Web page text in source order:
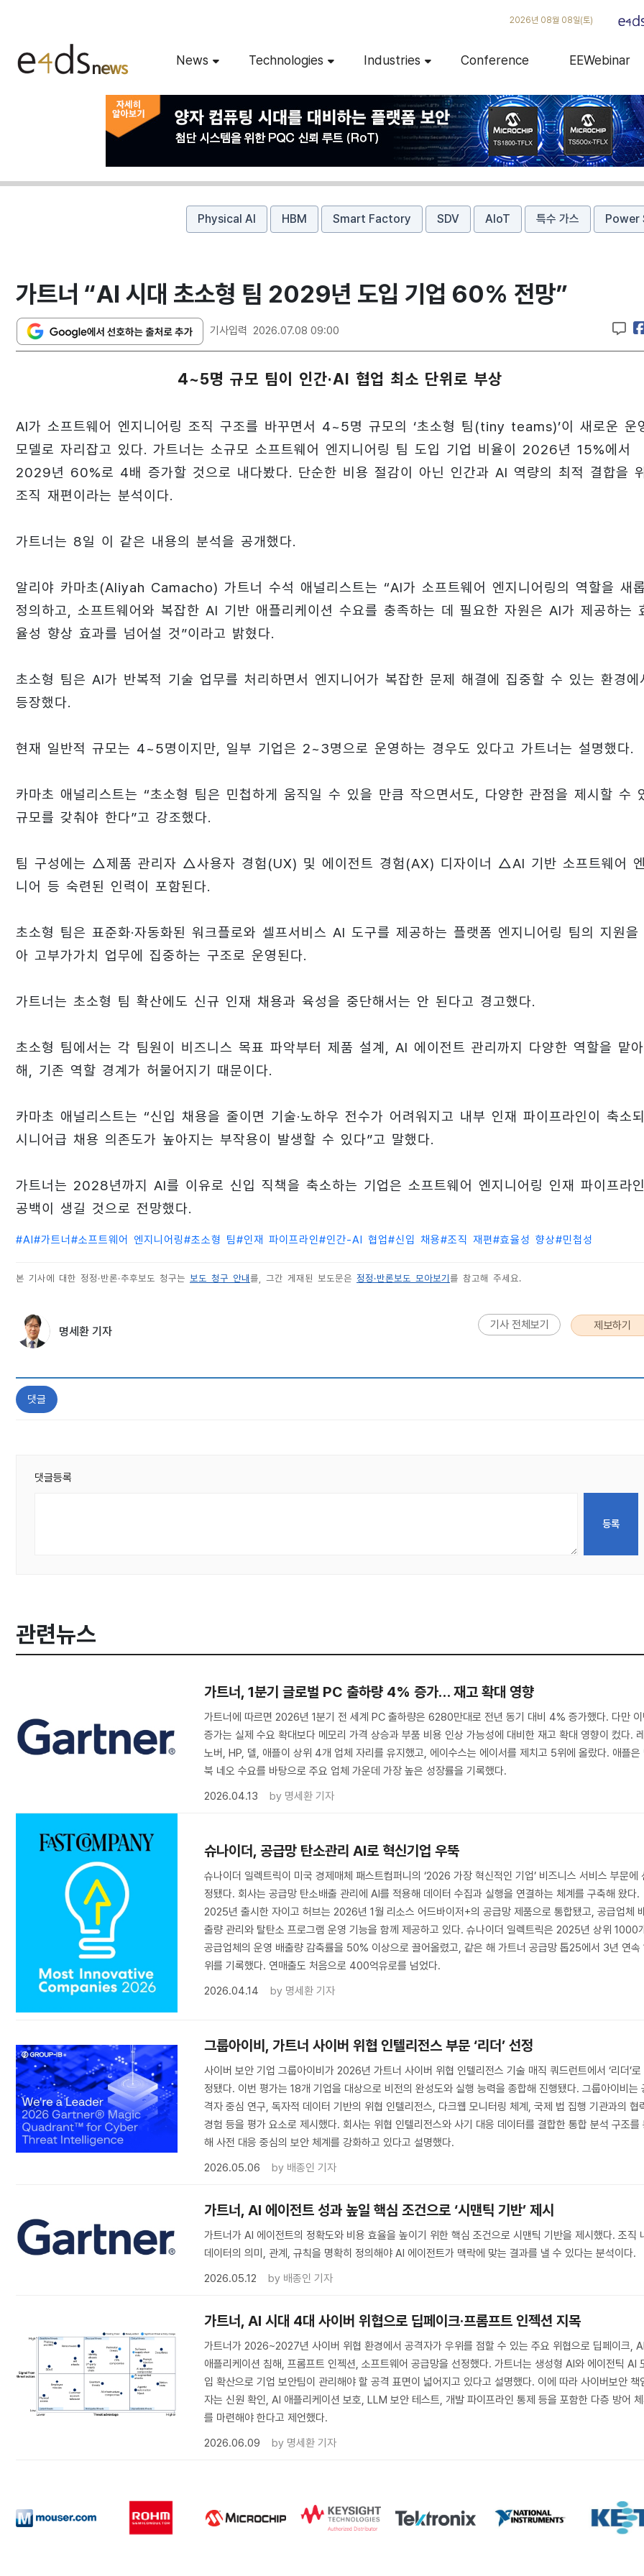
2026년 08월 08일(토)
News Technologies Industries Conference EEWebinar
Physical AI HBM Smart Factory SDV AIoT 특수 가스 Power
가트너 “AI 시대 초소형 팀 2029년 도입 기업 60% 전망”
기사입력 2026.07.08 09:00
4~5명 규모 팀이 인간·AI 협업 최소 단위로 부상
AI가 소프트웨어 엔지니어링 조직 구조를 바꾸면서 4~5명 규모의 ‘초소형 팀(tiny teams)’이 새로운 운
모델로 자리잡고 있다. 가트너는 소규모 소프트웨어 엔지니어링 팀 도입 기업 비율이 2026년 15%에서
2029년 60%로 4배 증가할 것으로 내다봤다. 단순한 비용 절감이 아닌 인간과 AI 역량의 최적 결합을
조직 재편이라는 분석이다.
가트너는 8일 이 같은 내용의 분석을 공개했다.
알리야 카마초(Aliyah Camacho) 가트너 수석 애널리스트는 “AI가 소프트웨어 엔지니어링의 역할을 새
정의하고, 소프트웨어와 복잡한 AI 기반 애플리케이션 수요를 충족하는 데 필요한 자원은 AI가 제공하는
율성 향상 효과를 넘어설 것”이라고 밝혔다.
초소형 팀은 AI가 반복적 기술 업무를 처리하면서 엔지니어가 복잡한 문제 해결에 집중할 수 있는 환경에
등장했다.
현재 일반적 규모는 4~5명이지만, 일부 기업은 2~3명으로 운영하는 경우도 있다고 가트너는 설명했다.
카마초 애널리스트는 “초소형 팀은 민첩하게 움직일 수 있을 만큼 작으면서도, 다양한 관점을 제시할 수
규모를 갖춰야 한다”고 강조했다.
팀 구성에는 △제품 관리자 △사용자 경험(UX) 및 에이전트 경험(AX) 디자이너 △AI 기반 소프트웨어 엔
니어 등 숙련된 인력이 포함된다.
초소형 팀은 표준화·자동화된 워크플로와 셀프서비스 AI 도구를 제공하는 플랫폼 엔지니어링 팀의 지원을
아 고부가가치 업무에 집중하는 구조로 운영된다.
가트너는 초소형 팀 확산에도 신규 인재 채용과 육성을 중단해서는 안 된다고 경고했다.
초소형 팀에서는 각 팀원이 비즈니스 목표 파악부터 제품 설계, AI 에이전트 관리까지 다양한 역할을 맡
해, 기존 역할 경계가 허물어지기 때문이다.
카마초 애널리스트는 “신입 채용을 줄이면 기술·노하우 전수가 어려워지고 내부 인재 파이프라인이 축소
시니어급 채용 의존도가 높아지는 부작용이 발생할 수 있다”고 말했다.
가트너는 2028년까지 AI를 이유로 신입 직책을 축소하는 기업은 소프트웨어 엔지니어링 인재 파이프라인
공백이 생길 것으로 전망했다.
#AI #가트너 #소프트웨어 엔지니어링#초소형 팀#인재 파이프라인#인간-AI 협업#신입 채용#조직 재편#효율성 향상#민첩성
본 기사에 대한 정정·반론·추후보도 청구는 보도 청구 안내 를, 그간 게재된 보도문은 정정·반론보도 모아보기 를 참고해 주세요.
명세환 기자 기사 전체보기 제보하기
댓글
댓글등록
관련뉴스
가트너, 1분기 글로벌 PC 출하량 4% 증가… 재고 확대 영향
가트너에 따르면 2026년 1분기 전 세계 PC 출하량은 6280만대로 전년 동기 대비 4% 증가했다. 다만 이
증가는 실제 수요 확대보다 메모리 가격 상승과 부품 비용 인상 가능성에 대비한 재고 확대 영향이 컸다. 레
노버, HP, 델, 애플이 상위 4개 업체 자리를 유지했고, 에이수스는 에이서를 제치고 5위에 올랐다. 애플은
북 네오 수요를 바탕으로 주요 업체 가운데 가장 높은 성장률을 기록했다.
2026.04.13
by 명세환 기자
슈나이더, 공급망 탄소관리 AI로 혁신기업 우뚝
슈나이더 일렉트릭이 미국 경제매체 패스트컴퍼니의 ‘2026 가장 혁신적인 기업’ 비즈니스 서비스 부문에
정됐다. 회사는 공급망 탄소배출 관리에 AI를 적용해 데이터 수집과 실행을 연결하는 체계를 구축해 왔다.
2025년 출시한 자이고 허브는 2026년 1월 리소스 어드바이저+의 공급망 제품으로 통합됐고, 공급업체
출량 관리와 탈탄소 프로그램 운영 기능을 함께 제공하고 있다. 슈나이더 일렉트릭은 2025년 상위 1000
공급업체의 운영 배출량 감축률을 50% 이상으로 끌어올렸고, 같은 해 가트너 공급망 톱25에서 3년 연속
위를 기록했다. 연매출도 처음으로 400억유로를 넘었다.
2026.04.14
by 명세환 기자
그룹아이비, 가트너 사이버 위협 인텔리전스 부문 ‘리더’ 선정
사이버 보안 기업 그룹아이비가 2026년 가트너 사이버 위협 인텔리전스 기술 매직 쿼드런트에서 ‘리더’로
정됐다. 이번 평가는 18개 기업을 대상으로 비전의 완성도와 실행 능력을 종합해 진행됐다. 그룹아이비는
격자 중심 연구, 독자적 데이터 기반의 위협 인텔리전스, 다크웹 모니터링 체계, 국제 법 집행 기관과의 협
경험 등을 평가 요소로 제시했다. 회사는 위협 인텔리전스와 사기 대응 데이터를 결합한 통합 분석 구조를
해 사전 대응 중심의 보안 체계를 강화하고 있다고 설명했다.
2026.05.06
by 배종인 기자
가트너, AI 에이전트 성과 높일 핵심 조건으로 ‘시맨틱 기반’ 제시
가트너가 AI 에이전트의 정확도와 비용 효율을 높이기 위한 핵심 조건으로 시맨틱 기반을 제시했다. 조직
데이터의 의미, 관계, 규칙을 명확히 정의해야 AI 에이전트가 맥락에 맞는 결과를 낼 수 있다는 분석이다.
2026.05.12
by 배종인 기자
가트너, AI 시대 4대 사이버 위협으로 딥페이크·프롬프트 인젝션 지목
가트너가 2026~2027년 사이버 위협 환경에서 공격자가 우위를 점할 수 있는 주요 위협으로 딥페이크, AI
애플리케이션 침해, 프롬프트 인젝션, 소프트웨어 공급망을 선정했다. 가트너는 생성형 AI와 에이전틱 AI
입 확산으로 기업 보안팀이 관리해야 할 공격 표면이 넓어지고 있다고 설명했다. 이에 따라 사이버보안 책
자는 신원 확인, AI 애플리케이션 보호, LLM 보안 테스트, 개발 파이프라인 통제 등을 포함한 다층 방어 체
를 마련해야 한다고 제언했다.
2026.06.09
by 명세환 기자